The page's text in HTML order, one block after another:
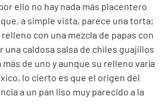
ello no hay nada más placentero
a simple vista, parece una torta;
con una mezcla de papas con
una caldosa salsa de chiles guajillos
más de uno y aunque su relleno varía
lo cierto es que el origen del
a un pan liso muy parecido a la